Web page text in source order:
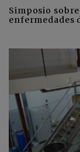
Simposio
enfermedades